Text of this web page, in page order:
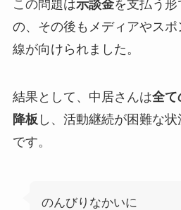
この問題は示談金を支払う
の、その後もメディアやス
線が向けられました。
結果として、中居さんは全て
降板 し、活動継続が困難な
です。
のんびりなかいに